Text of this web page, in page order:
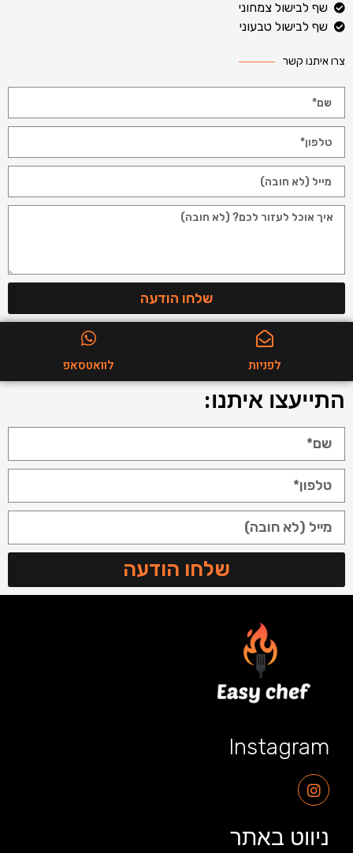
שף לבישול צמחוני
שף לבישול טבעוני
צרו איתנו קשר
שלחו הודעה
לפניות לוואטסאפ
התייעצו איתנו:
שלחו הודעה
Instagram
ניווט באתר